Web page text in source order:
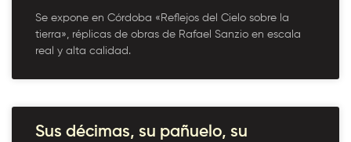
Se expone en Córdoba «Reflejos del Cielo sobre la
tierra», réplicas de obras de Rafael Sanzio en escala
real y alta calidad.
Sus décimas, su pañuelo, su